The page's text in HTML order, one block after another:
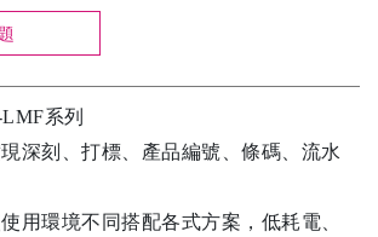
系列
深刻、打標、產品編號、條碼、流水
用環境不同搭配各式方案，低耗電、